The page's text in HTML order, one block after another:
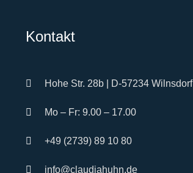
Kontakt
Hohe Str. 28b | D-57234 Wilnsdorf
Mo – Fr: 9.00 – 17.00
+49 (2739) 89 10 80
info@claudiahuhn.de